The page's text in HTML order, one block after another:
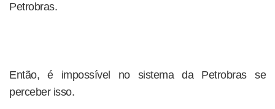
Petrobras.
Então, é impossível no sistema da Petrobras se
perceber isso.